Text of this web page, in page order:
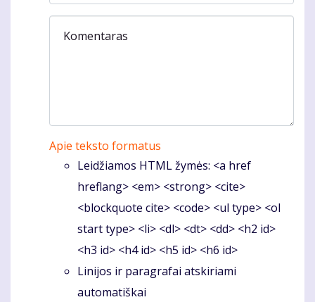
Komentaras
Apie teksto formatus
Leidžiamos HTML žymės: <a href
hreflang> <em> <strong> <cite>
<blockquote cite> <code> <ul type> <ol
start type> <li> <dl> <dt> <dd> <h2 id>
<h3 id> <h4 id> <h5 id> <h6 id>
Linijos ir paragrafai atskiriami
automatiškai